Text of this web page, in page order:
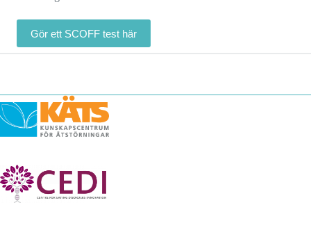
Gör ett SCOFF test här